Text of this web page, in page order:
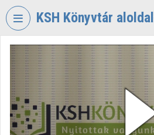
Fejléc kihagyása
KSH Könyvtár
VIDEO TORIUM
KÖZPONTI
STATISZTIKAI
HIVATAL
KÖNYVTÁR